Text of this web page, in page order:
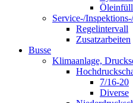
Service-/
Regelintervall
Zusatzarbeiten
Busse
Klimaanlage,
7/16-20
Diverse